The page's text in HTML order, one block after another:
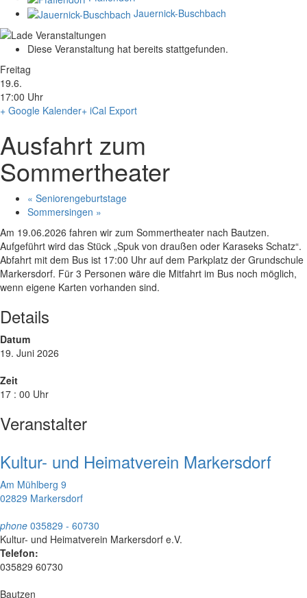
Jauernick-Buschbach
Diese Veranstaltung hat bereits stattgefunden.
Freitag
19.6.
17:00 Uhr
+ Google Kalender+ iCal Export
Ausfahrt zum
Sommertheater
« Seniorengeburtstage
Sommersingen »
Am 19.06.2026 fahren wir zum Sommertheater nach Bautzen.
Aufgeführt wird das Stück „Spuk von draußen oder Karaseks Schatz“.
Abfahrt mit dem Bus ist 17:00 Uhr auf dem Parkplatz der Grundschule
Markersdorf. Für 3 Personen wäre die Mitfahrt im Bus noch möglich,
wenn eigene Karten vorhanden sind.
Details
Datum
19. Juni 2026
Zeit
17 : 00 Uhr
Veranstalter
Kultur- und Heimatverein Markersdorf
Am Mühlberg 9
02829 Markersdorf
phone 035829 - 60730
Kultur- und Heimatverein Markersdorf e.V.
Telefon:
035829 60730
Bautzen